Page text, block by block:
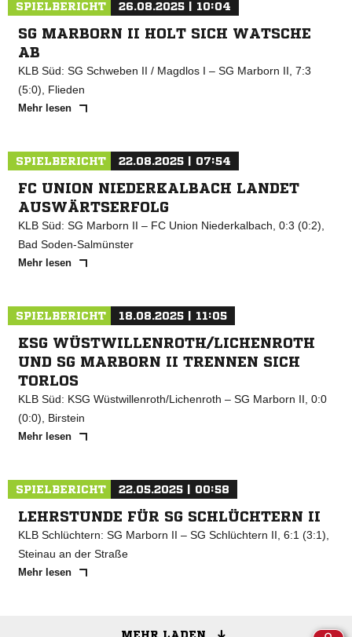
SPIELBERICHT 26.08.2025 | 10:04
SG MARBORN II HOLT SICH WATSCHE
AB
KLB Süd: SG Schweben II / Magdlos I – SG Marborn II, 7:3
(5:0), Flieden
Mehr lesen
SPIELBERICHT 22.08.2025 | 07:54
FC UNION NIEDERKALBACH LANDET
AUSWÄRTSERFOLG
KLB Süd: SG Marborn II – FC Union Niederkalbach, 0:3 (0:2),
Bad Soden-Salmünster
Mehr lesen
SPIELBERICHT 18.08.2025 | 11:05
KSG WÜSTWILLENROTH/LICHENROTH
UND SG MARBORN II TRENNEN SICH
TORLOS
KLB Süd: KSG Wüstwillenroth/Lichenroth – SG Marborn II, 0:0
(0:0), Birstein
Mehr lesen
SPIELBERICHT 22.05.2025 | 00:58
LEHRSTUNDE FÜR SG SCHLÜCHTERN II
KLB Schlüchtern: SG Marborn II – SG Schlüchtern II, 6:1 (3:1),
Steinau an der Straße
Mehr lesen
MEHR LADEN